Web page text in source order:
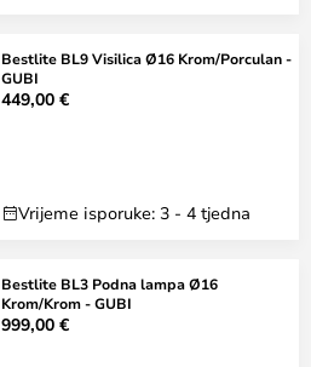
Bestlite BL9 Visilica Ø16 Krom/Porculan -
GUBI
449,00 €
Vrijeme isporuke: 3 - 4 tjedna
Bestlite BL3 Podna lampa Ø16
Krom/Krom - GUBI
999,00 €